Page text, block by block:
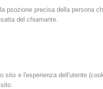
psozione precisa della persona
del chiamante.
e l'esperienza dell'utente